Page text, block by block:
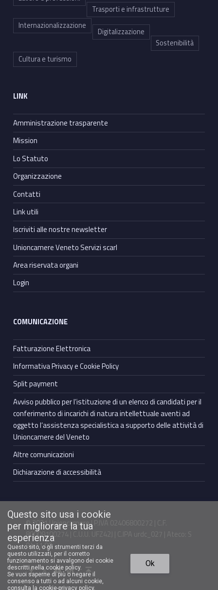
Trasporti e infrastrutture
Internazionalizzazione
Digitalizzazione
Sostenibilità
Cultura e turismo
LINK
Amministrazione trasparente
Mission
Lo Statuto
Organizzazione
Contatti
Link utili
Iscriviti alle nostre newsletter
Unioncamere Veneto Servizi scarl
Area riservata organi
Login
COMUNICAZIONE
Fatturazione Elettronica
Informativa Privacy e Cookie Policy
Split payment
Avviso pubblico per l’istituzione di un elenco di candidati per il
conferimento di incarichi di natura intellettuale aventi ad
oggetto l’assistenza specialistica a supporto delle attività di
Unioncamere del Veneto
Altre comunicazioni
Dichiarazione di accessibilità
© 2021 Unioncamere | P.IVA 02406800272 | C.F.
80009100274 | C.U.U. UFZ42J | C.IPA urdc_027 | Ateco: S
94.11.00
Facebook Unioncamere VenetoTwitter Unioncamere VenetoYoutube Unioncamere VenetoLinkedin Unioncamere Veneto Torna in cima ↑
Questo sito usa i cookie
per migliorare la tua
esperienza
Questo sito, o gli strumenti terzi da
questo utilizzati, per il corretto
funzionamento si avvalgono dei cookie
descritti nella cookie policy.
Se vuoi saperne di più o negare il
consenso a tutti o ad alcuni cookie,
consulta la cookie-privacy policy.
Ok